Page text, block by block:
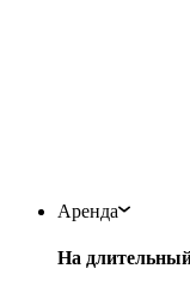
Аренда
На